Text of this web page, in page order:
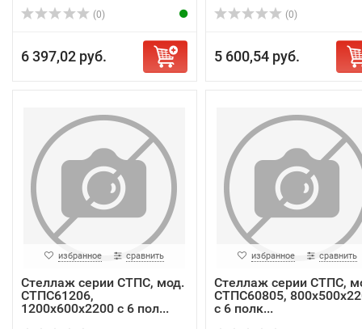
(0)
6 397,02 руб.
(0)
5 600,54 руб.
избранное сравнить
Стеллаж серии СТПС, мод.
СТПС61206,
1200х600х2200 с 6 пол...
избранное сравнить
Стеллаж серии СТПС,
СТПС60805,
с 6 полк...